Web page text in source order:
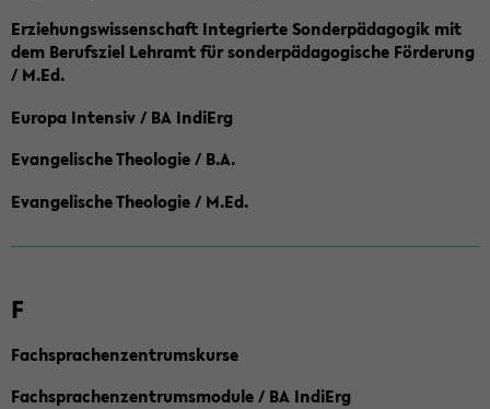
Erziehungswissenschaft Integrierte Sonderpädagogik mit
dem Berufsziel Lehramt für sonderpädagogische Förderung
/ M.Ed.
Europa Intensiv / BA IndiErg
Evangelische Theologie / B.A.
Evangelische Theologie / M.Ed.
F
Fachsprachenzentrumskurse
Fachsprachenzentrumsmodule / BA IndiErg